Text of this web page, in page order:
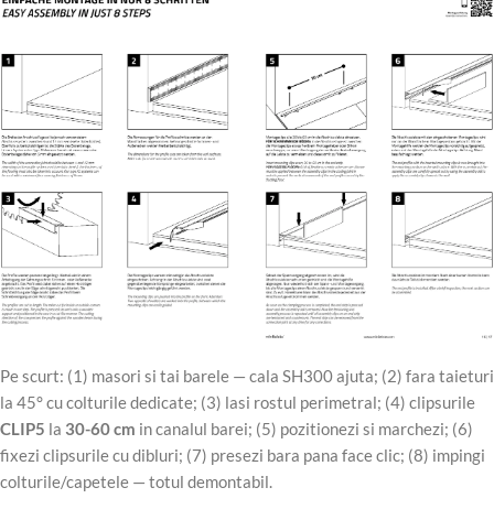
Pe scurt: (1) masori si tai barele — cala SH300 ajuta; (2) fara taieturi
la 45° cu colturile dedicate; (3) lasi rostul perimetral; (4) clipsurile
CLIP5 la 30-60 cm in canalul barei; (5) pozitionezi si marchezi; (6)
fixezi clipsurile cu dibluri; (7) presezi bara pana face clic; (8) impingi
colturile/capetele — totul demontabil.